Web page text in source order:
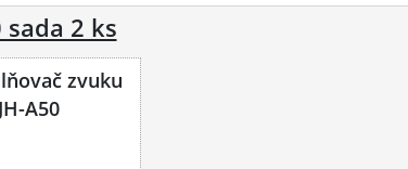
2 ks
zvuku
A50